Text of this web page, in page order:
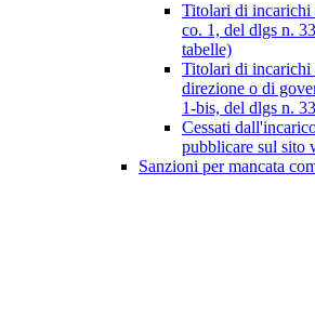
Titolari di
co. 1, del dlgs n.
tabelle)
Titolari di incarichi
direzione o di
1-bis, del dlgs n.
Cessati
pubblicare sul sito
Sanzioni per mancata